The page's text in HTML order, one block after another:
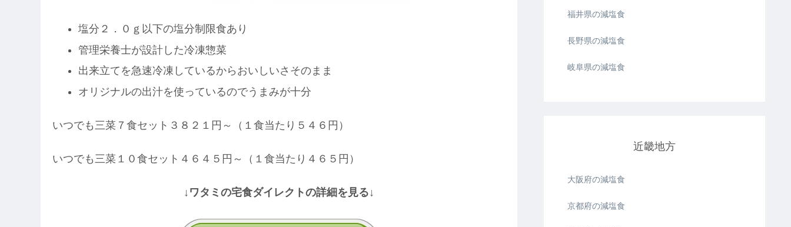
塩分２．０ｇ以下の塩分制限食あり
管理栄養士が設計した冷凍惣菜
出来立てを急速冷凍しているからおいしいさそのまま
オリジナルの出汁を使っているのでうまみが十分
いつでも三菜７食セット３８２１円～（１食当たり５４６円）
いつでも三菜１０食セット４６４５円～（１食当たり４６５円）
↓ワタミの宅食ダイレクトの詳細を見る↓
福井県の減塩食
長野県の減塩食
岐阜県の減塩食
近畿地方
大阪府の減塩食
京都府の減塩食